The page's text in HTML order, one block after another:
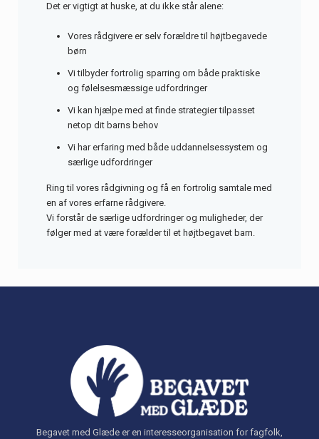
Det er vigtigt at huske, at du ikke står alene:
Vores rådgivere er selv forældre til højtbegavede
børn
Vi tilbyder fortrolig sparring om både praktiske
og følelsesmæssige udfordringer
Vi kan hjælpe med at finde strategier tilpasset
netop dit barns behov
Vi har erfaring med både uddannelsessystem og
særlige udfordringer
Ring til vores rådgivning og få en fortrolig samtale med
en af vores erfarne rådgivere.
Vi forstår de særlige udfordringer og muligheder, der
følger med at være forælder til et højtbegavet barn.
Begavet med Glæde er en interesseorganisation for fagfolk,